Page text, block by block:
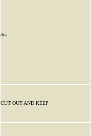
dea
CUT OUT AND KEEP